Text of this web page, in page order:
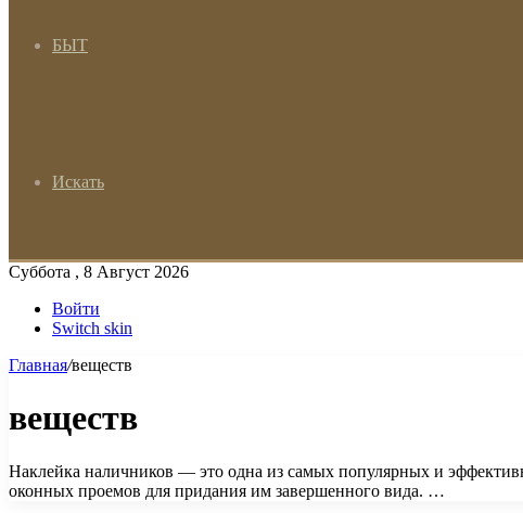
БЫТ
Искать
Суббота , 8 Август 2026
Войти
Switch skin
Главная/веществ
веществ
Наклейка наличников — это одна из самых популярных и
оконных проемов для придания им завершенного вида. …